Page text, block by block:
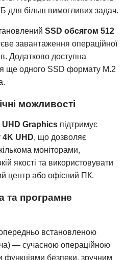
для більш вимогливих задач.
SSD обсягом 512
завантаження операційної
Додатково доступна
ще одного SSD формату M.2
можливості
UHD Graphics підтримує
4K UHD, що дозволяє
моніторами,
якості та використовувати
центр або офісний ПК.
та програмне
встановленою
— сучасною операційною
безпеки, зручним